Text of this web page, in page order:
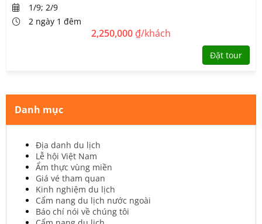
1/9; 2/9
2 ngày 1 đêm
2,250,000 ₫/khách
Đặt tour
Danh mục
Địa danh du lịch
Lễ hội Việt Nam
Ẩm thực vùng miền
Giá vé tham quan
Kinh nghiệm du lịch
Cẩm nang du lịch nước ngoài
Báo chí nói về chúng tôi